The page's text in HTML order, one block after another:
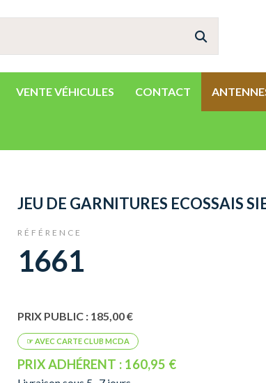
VENTE VÉHICULES CONTACT
JEU DE GARNITURES ECOSSAIS
RÉFÉRENCE
1661
PRIX PUBLIC : 185,00 €
PRIX ADHÉRENT : 160,95 €